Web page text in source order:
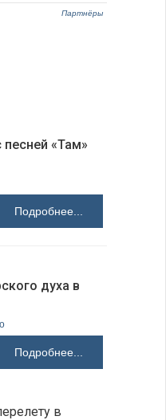
Партнёры
песней «Там»
Подробнее...
духа в
Подробнее...
в